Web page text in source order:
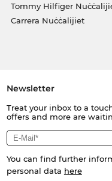
Tommy Hilfiger
Carrera Nuċċalijiet
Newsletter
Treat your inbox to a
offers and more are
You can find further
personal data here